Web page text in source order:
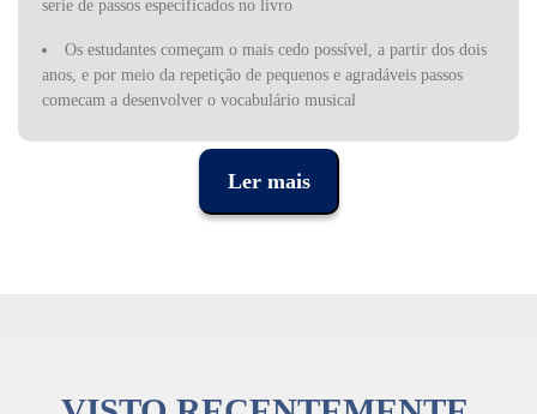
serie de passos especificados no livro
Os estudantes começam o mais cedo possível, a partir dos dois
anos, e por meio da repetição de pequenos e agradáveis passos
começam a desenvolver o vocabulário musical
Este é o segundo livro que acompanha o primeiro volume nesta
coleção sobre como aprender violino
Traz consigo as peças para violino, pontos de estudo e
Ler mais